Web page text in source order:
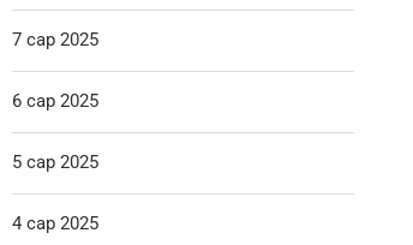
7 сар 2025
6 сар 2025
5 сар 2025
4 сар 2025